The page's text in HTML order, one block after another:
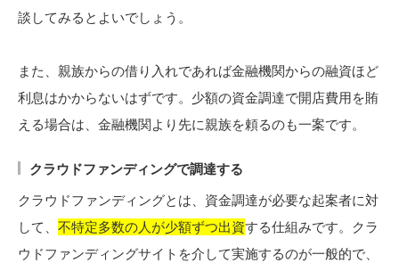
談してみるとよいでしょう。
また、親族からの借り入れであれば金融機関からの融資ほど
利息はかからないはずです。少額の資金調達で開店費用を賄
える場合は、金融機関より先に親族を頼るのも一案です。
クラウドファンディングで調達する
クラウドファンディングとは、資金調達が必要な起案者に対
して、 不特定多数の人が少額ずつ出資する仕組みです。クラ
ウドファンディングサイトを介して実施するのが一般的で、